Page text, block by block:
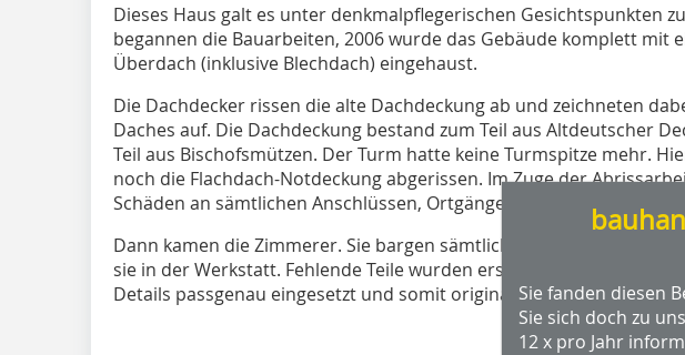
Dieses Haus galt es unter denkmalpflegerischen Gesichtspunkten
begannen die Bauarbeiten, 2006 wurde das Gebäude komplett mit
Überdach (inklusive Blechdach) eingehaust.
Die Dachdecker rissen die alte Dachdeckung ab und zeich­neten
Daches auf. Die Dachdeckung bestand zum Teil aus Altdeut­scher
Teil aus Bischofsmützen. Der Turm hatte keine Turmspitze mehr.
noch die Flachdach-Notdeckung abgerissen. Im Zuge der
Schäden an sämtlichen Anschlüssen, Ortgängen, Kehlen und
Dann kamen die Zimmerer. Sie bargen sämtliche Giebeldreiecke
sie in der Werkstatt. Fehlende Teile wurden ersetzt oder vollkommen
Details passgenau eingesetzt und somit originalgetreuSie fanden diesen
Sie sich doch zu
12 x pro Jahr